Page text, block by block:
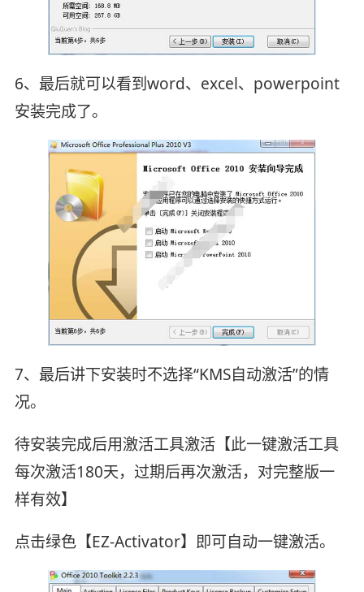
6、最后就可以看到word、excel、powerpoint
安装完成了。
7、最后讲下安装时不选择“KMS自动激活”的情
况。
待安装完成后用激活工具激活【此一键激活工具
每次激活180天，过期后再次激活，对完整版一
样有效】
点击绿色【EZ-Activator】即可自动一键激活。